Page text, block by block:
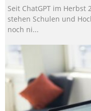
Seit ChatGPT im
stehen Schulen und
noch ni...